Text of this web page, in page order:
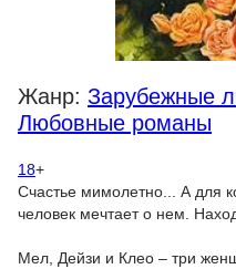
Жанр: Зарубежные
Любовные романы
18+
Счастье мимолетно... А для
человек мечтает о нем.
Мел, Дейзи и Клео – три